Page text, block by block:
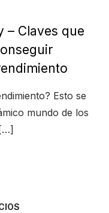
– Claves que
Esto se
mundo de los